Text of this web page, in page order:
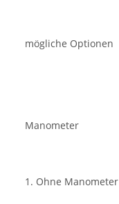
mögliche Optionen
Manometer
1. Ohne Manometer